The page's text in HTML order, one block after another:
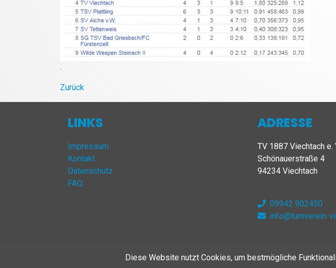
Diese Website nutzt Cookies, um bestmögliche
.
Zurück
LINKS
Impressum
Kontakt
Datenschutz
FAQ
ADRESSE
TV 1887 Viechtach e.
Schönauerstraße 4
94234 Viechtach
09942 902450
info@turnverein-